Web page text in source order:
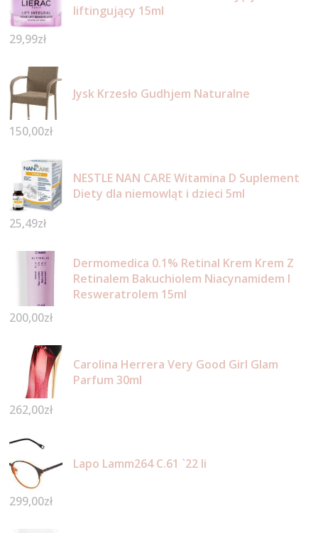
liftingujący 15ml
29,99zł
Jysk Krzesło Gudhjem Naturalne
150,00zł
NESTLE NAN CARE Witamina D Suplement
Diety dla niemowląt i dzieci 5ml
25,49zł
Dermomedica 0.1% Retinal Krem Krem Z
Retinalem Bakuchiolem Niacynamidem I
Resweratrolem 15ml
200,00zł
Carolina Herrera Very Good Girl Glam
Parfum 30ml
262,00zł
Lapo Lamm264 C.61 `22 Ii
299,00zł